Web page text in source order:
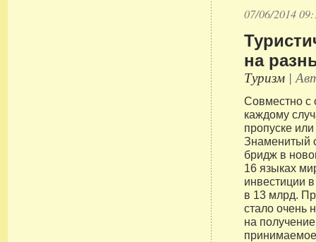
07/06/2014
на
Туризм |
Совместно с
каждому
пропуске
Знаменитый
бридж в
16 языках
инвестиции
в 13 млрд.
стало очень
на